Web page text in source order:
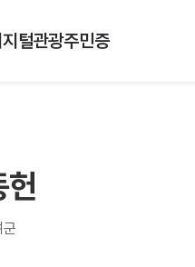
털관광주민증
헌